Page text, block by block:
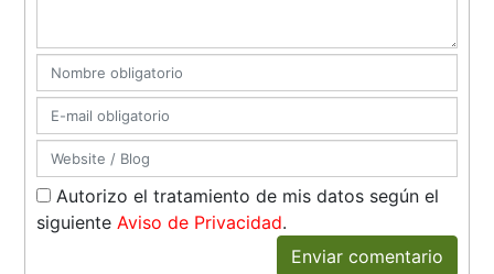
Autorizo el tratamiento de mis datos según el
siguienteAviso de Privacidad.
Enviar comentario